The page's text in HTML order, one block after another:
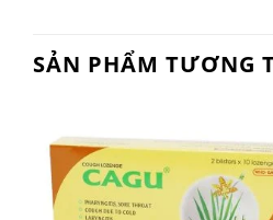
SẢN PHẨM TƯƠNG